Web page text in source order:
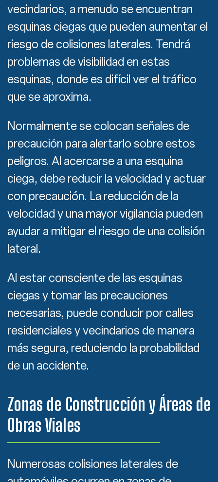
vecindarios, a menudo se encuentran
esquinas ciegas que pueden aumentar el
riesgo de colisiones laterales. Tendrá
problemas de visibilidad en estas
esquinas, donde es difícil ver el tráfico
que se aproxima.
Normalmente se colocan señales de
precaución para alertarlo sobre estos
peligros. Al acercarse a una esquina
ciega, debe reducir la velocidad y actuar
con precaución. La reducción de la
velocidad y una mayor vigilancia pueden
ayudar a mitigar el riesgo de una colisión
lateral.
Al estar consciente de las esquinas
ciegas y tomar las precauciones
necesarias, puede conducir por calles
residenciales y vecindarios de manera
más segura, reduciendo la probabilidad
de un accidente.
Zonas de Construcción y Áreas de
Obras Viales
Numerosas colisiones laterales de